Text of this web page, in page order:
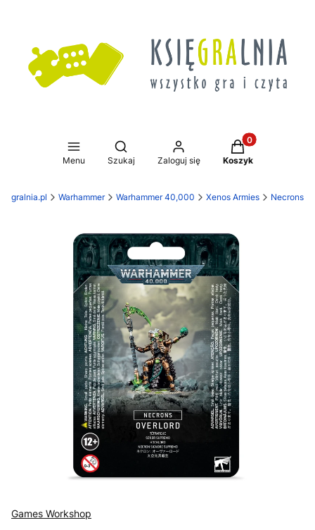
Menu
Otwórz wyszukiwarkę
Szukaj Zaloguj się
Produkty w
Koszyk
Warhammer Warhammer 40,000 Xenos Armies Necrons
Games Workshop